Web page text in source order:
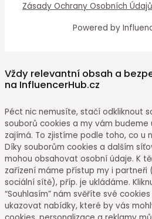
Zásady Ochrany Osobních Údajů
Powered by
Vždy relevantní obsah a
na InfluencerHub.cz
Péct nic nemusíte, stačí odkliknout
souborů cookies a my vám
zajímá. To zjistíme podle toho, co u
Díky souborům cookies a dalším
mohou obsahovat osobní údaje. K
zařízení máme přístup my i partneři
sociální sítě), příp. je ukládáme.
“Souhlasím” nám svěříte své
ukazovat nabídky, které by vás